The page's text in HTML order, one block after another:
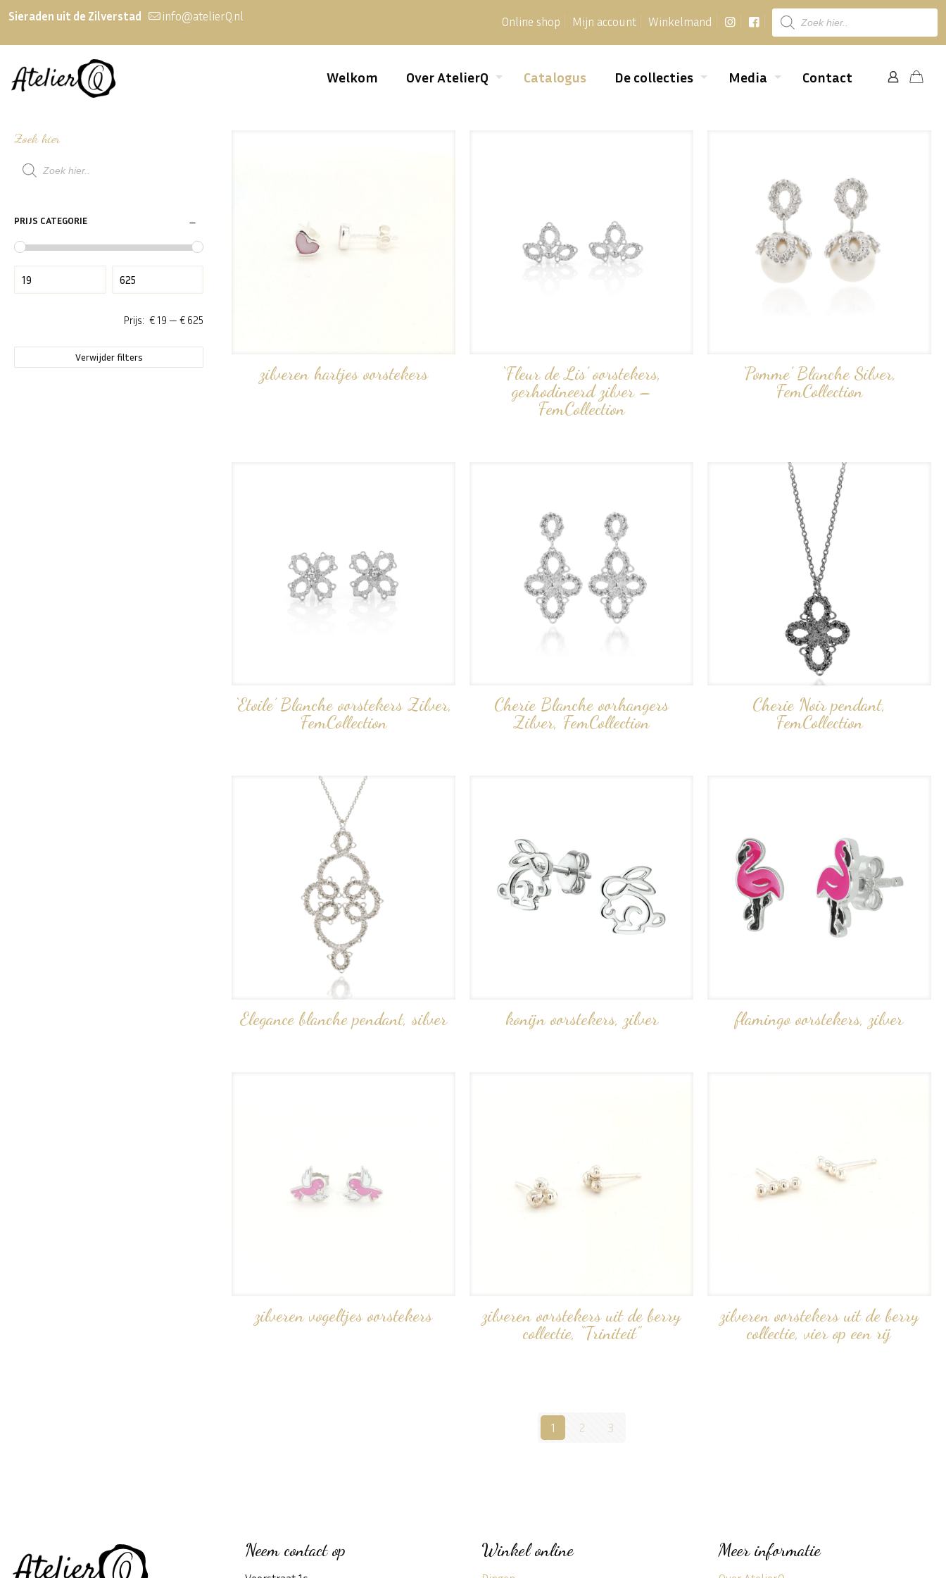
Sieraden uit de Zilverstad info@atelierQ.nl Online shop Mijn account Winkelmand
Producten
zoeken
Welkom Over AtelierQ Catalogus De collecties Media Contact
zilveren hartjes oorstekers
‘Fleur de Lis’ oorstekers,
gerhodineerd zilver –
FemCollection
‘Pomme’ Blanche Silver,
FemCollection
‘Etoile’ Blanche oorstekers Zilver,
FemCollection
Cherie Blanche oorhangers
Zilver, FemCollection
Cherie Noir pendant,
FemCollection
Elegance blanche pendant, silver konijn oorstekers, zilver flamingo oorstekers, zilver
zilveren vogeltjes oorstekers
zilveren oorstekers uit de berry
collectie, “Triniteit”
zilveren oorstekers uit de berry
collectie, vier op een rij
1 2 3
Zoek hier
Producten
zoeken
PRIJS CATEGORIE
Prijs: € 19 —€ 625
Verwijder filters
Neem contact op Winkel online Meer informatie